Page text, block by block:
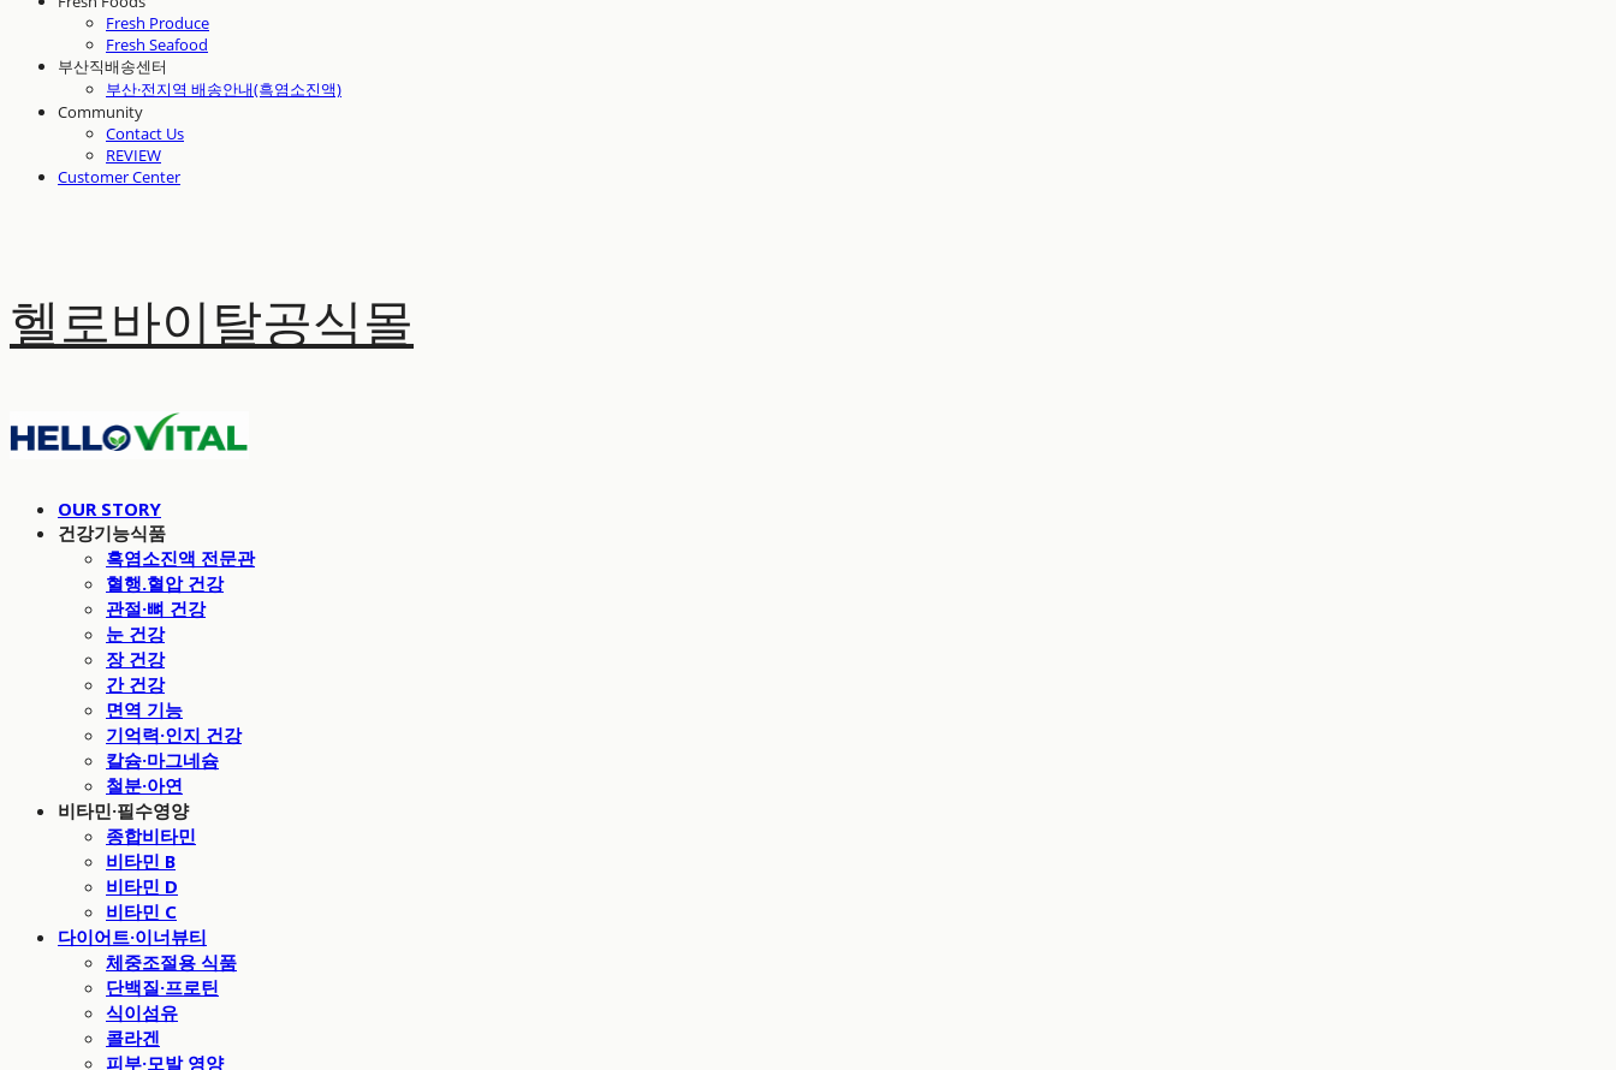
Fresh Produce
Fresh Seafood
부산직배송센터
부산·전지역 배송안내(흑염소진액)
Community
Contact Us
REVIEW
Customer Center
헬로바이탈공식몰
OUR STORY
건강기능식품
흑염소진액 전문관
혈행.혈압 건강
관절·뼈 건강
눈 건강
장 건강
간 건강
면역 기능
기억력·인지 건강
칼슘·마그네슘
철분·아연
비타민·필수영양
종합비타민
비타민 B
비타민 D
비타민 C
다이어트·이너뷰티
체중조절용 식품
단백질·프로틴
식이섬유
콜라겐
피부·모발 영양